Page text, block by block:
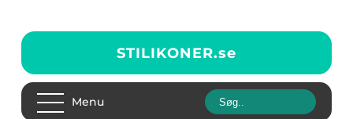
STILIKONER.se
Menu